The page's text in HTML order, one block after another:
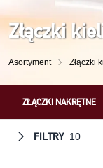
Złączki
Asortyment Złączki
ZŁĄCZKI NAKRĘTNE
FILTRY 10